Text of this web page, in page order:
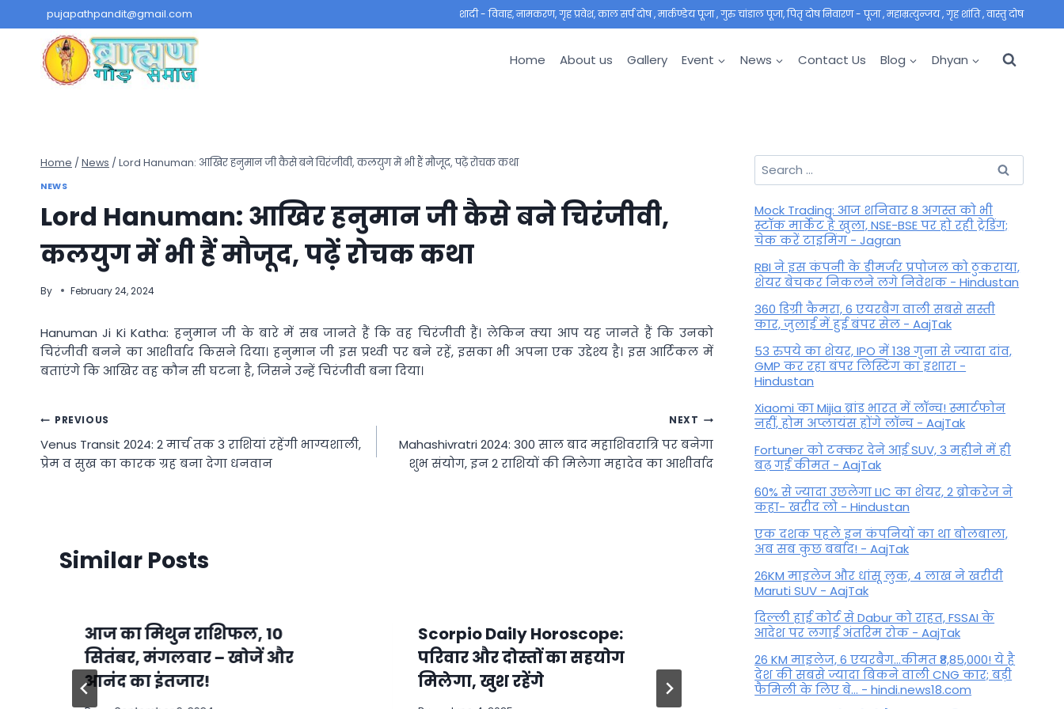
to
content
pujapathpandit@gmail.com शादी - विवाह, नामकरण, गृह प्रवेश, काल सर्प दोष , मार्कण्डेय पूजा , गुरु चांडाल पूजा, पितृ दोष निवारण - पूजा , महाम्रत्युन्जय , गृह शांति , वास्तु दोष
Home About us Gallery Event News Contact Us Blog Dhyan
Home / News / Lord Hanuman: आखिर हनुमान जी कैसे बने चिरंजीवी, कलयुग में भी हैं मौजूद, पढ़ें रोचक कथा
NEWS
Lord Hanuman: आखिर हनुमान जी कैसे बने चिरंजीवी,
कलयुग में भी हैं मौजूद, पढ़ें रोचक कथा
By February 24, 2024
Hanuman Ji Ki Katha: हनुमान जी के बारे में सब जानते हैं कि वह चिरंजीवी हैं। लेकिन क्या आप यह जानते हैं कि उनको
चिरंजीवी बनने का आशीर्वाद किसने दिया। हनुमान जी इस प्रथ्वी पर बने रहें, इसका भी अपना एक उद्देश्य है। इस आर्टिकल में
बताएंगे कि आखिर वह कौन सी घटना है, जिसने उन्हें चिरंजीवी बना दिया।
Post
navigation
PREVIOUS
Venus Transit 2024: 2 मार्च तक 3 राशियां रहेंगी भाग्यशाली,
प्रेम व सुख का कारक ग्रह बना देगा धनवान
NEXT
Mahashivratri 2024: 300 साल बाद महाशिवरात्रि पर बनेगा
शुभ संयोग, इन 2 राशियों की मिलेगा महादेव का आशीर्वाद
Similar Posts
आज का मिथुन राशिफल, 10
सितंबर, मंगलवार – खोजें और
आनंद का इंतजार!
Scorpio Daily Horoscope:
परिवार और दोस्तों का सहयोग
मिलेगा, खुश रहेंगे
Jyeshtha Amavasya 2024:
ज्येष्ठ अमावस्या पर पितरों को अर्पित
करें काले तिल, पितृ दोष से मिलेगा
Search
for:
Mock Trading: आज शनिवार 8 अगस्त को भी
स्टॉक मार्केट है खुला, NSE-BSE पर हो रही ट्रेडिंग;
चेक करें टाइमिंग - Jagran
RBI ने इस कंपनी के डीमर्जर प्रपोजल को ठुकराया,
शेयर बेचकर निकलने लगे निवेशक - Hindustan
360 डिग्री कैमरा, 6 एयरबैग वाली सबसे सस्ती
कार, जुलाई में हुई बंपर सेल - AajTak
53 रुपये का शेयर, IPO में 138 गुना से ज्यादा दांव,
GMP कर रहा बंपर लिस्टिंग का इशारा -
Hindustan
Xiaomi का Mijia ब्रांड भारत में लॉन्च! स्मार्टफोन
नहीं, होम अप्लायंस होंगे लॉन्च - AajTak
Fortuner को टक्कर देने आई SUV, 3 महीने में ही
बढ़ गई कीमत - AajTak
60% से ज्यादा उछलेगा LIC का शेयर, 2 ब्रोकरेज ने
कहा- खरीद लो - Hindustan
एक दशक पहले इन कंपनियों का था बोलबाला,
अब सब कुछ बर्बाद! - AajTak
26KM माइलेज और धांसू लुक, 4 लाख ने खरीदी
Maruti SUV - AajTak
दिल्ली हाई कोर्ट से Dabur को राहत, FSSAI के
आदेश पर लगाई अंतरिम रोक - AajTak
26 KM माइलेज, 6 एयरबैग...कीमत ₹8,85,000! ये है
देश की सबसे ज्यादा बिकने वाली CNG कार; बड़ी
फैमिली के लिए बे... - hindi.news18.com